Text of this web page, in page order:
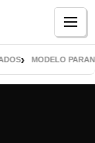
MODELO